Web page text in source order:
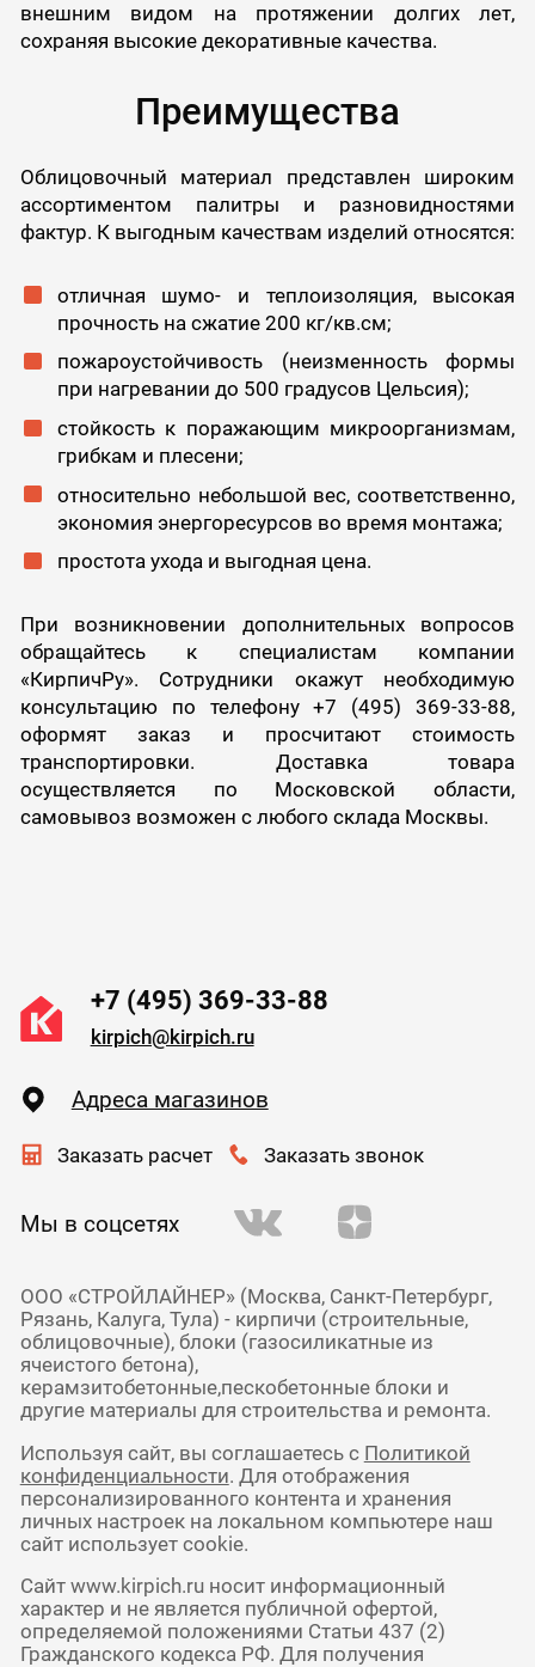
внешним видом на протяжении долгих лет,
сохраняя высокие декоративные качества.
Преимущества
Облицовочный материал представлен широким
ассортиментом палитры и разновидностями
фактур. К выгодным качествам изделий относятся:
отличная шумо- и теплоизоляция, высокая
прочность на сжатие 200 кг/кв.см;
пожароустойчивость (неизменность формы
при нагревании до 500 градусов Цельсия);
стойкость к поражающим микроорганизмам,
грибкам и плесени;
относительно небольшой вес, соответственно,
экономия энергоресурсов во время монтажа;
простота ухода и выгодная цена.
При возникновении дополнительных вопросов
обращайтесь к специалистам компании
«КирпичРу». Сотрудники окажут необходимую
консультацию по телефону +7 (495) 369-33-88,
оформят заказ и просчитают стоимость
транспортировки. Доставка товара
осуществляется по Московской области,
самовывоз возможен с любого склада Москвы.
+7 (495) 369-33-88
kirpich@kirpich.ru
Адреса магазинов
Заказать расчет Заказать звонок
Мы в соцсетях
ООО «СТРОЙЛАЙНЕР» (Москва, Санкт-Петербург,
Рязань, Калуга, Тула) - кирпичи (строительные,
облицовочные), блоки (газосиликатные из
ячеистого бетона),
керамзитобетонные,пескобетонные блоки и
другие материалы для строительства и ремонта.
Используя сайт, вы соглашаетесь с Политикой
конфиденциальности. Для отображения
персонализированного контента и хранения
личных настроек на локальном компьютере наш
сайт использует cookie.
Сайт www.kirpich.ru носит информационный
характер и не является публичной офертой,
определяемой положениями Статьи 437 (2)
Гражданского кодекса РФ. Для получения